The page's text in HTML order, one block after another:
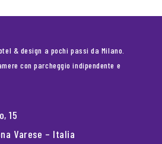
& design a pochi passi da Milano.
con parcheggio indipendente e
15
Varese – Italia